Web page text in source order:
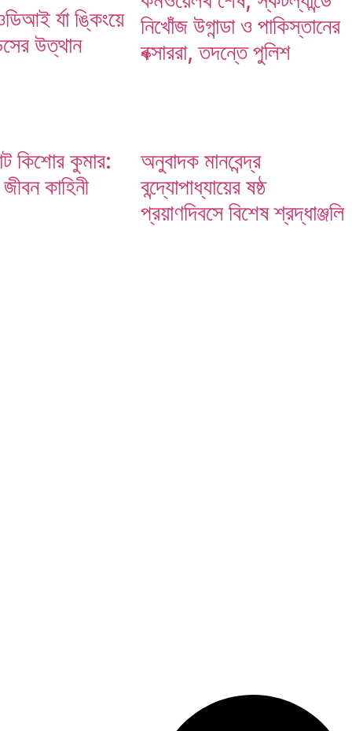
র্যা ঙ্কিংয়ে
উত্থান
নিখোঁজ উগান্ডা ও পাকিস্তানের
বক্সাররা, তদন্তে পুলিশ
কিশোর কুমার:
কাহিনী
অনুবাদক মানবেন্দ্র
বন্দ্যোপাধ্যায়ের ষষ্ঠ
প্রয়াণদিবসে বিশেষ শ্রদ্ধাঞ্জলি